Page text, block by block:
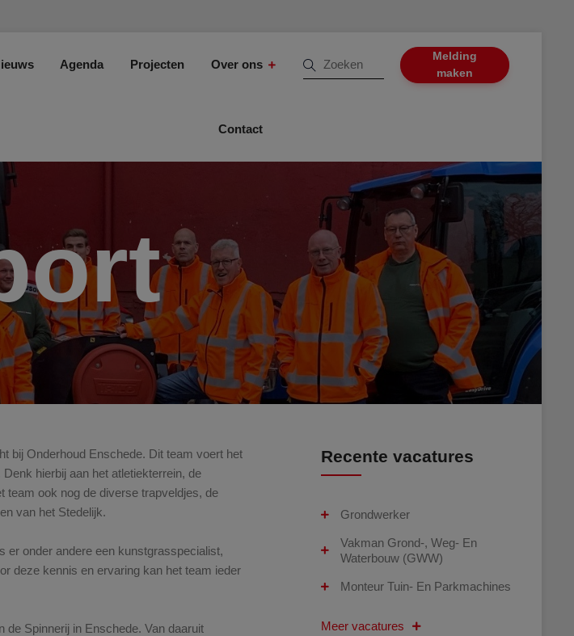
Melding
maken
Agenda Projecten Over ons
Contact
bij Onderhoud Enschede. Dit team voert het
hierbij aan het atletiekterrein, de
team ook nog de diverse trapveldjes, de
van het Stedelijk.
er onder andere een kunstgrasspecialist,
deze kennis en ervaring kan het team ieder
Spinnerij in Enschede. Van daaruit
Recente vacatures
Grondwerker
Vakman Grond-, Weg- En
Waterbouw (GWW)
Monteur Tuin- En Parkmachines
Meer vacatures